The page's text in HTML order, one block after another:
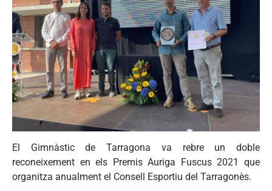
El Gimnàstic de Tarragona va rebre un doble
reconeixement en els Premis Auriga Fuscus 2021 que
organitza anualment el Consell Esportiu del Tarragonès.